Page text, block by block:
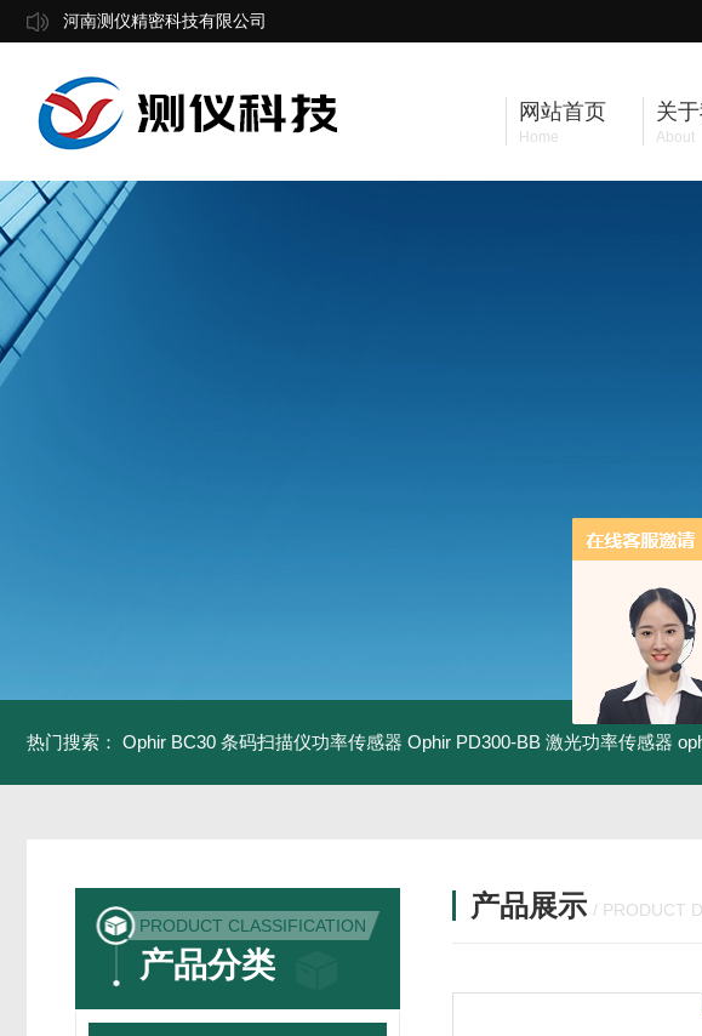
河南测仪精密科技有限公司
网站首页
Home
关
About
热门搜索： Ophir BC30 条码扫描仪功率传感器 Ophir PD300-BB 激光功率传感器
PRODUCT CLASSIFICATION
产品分类
产品展示 / PRODUCT